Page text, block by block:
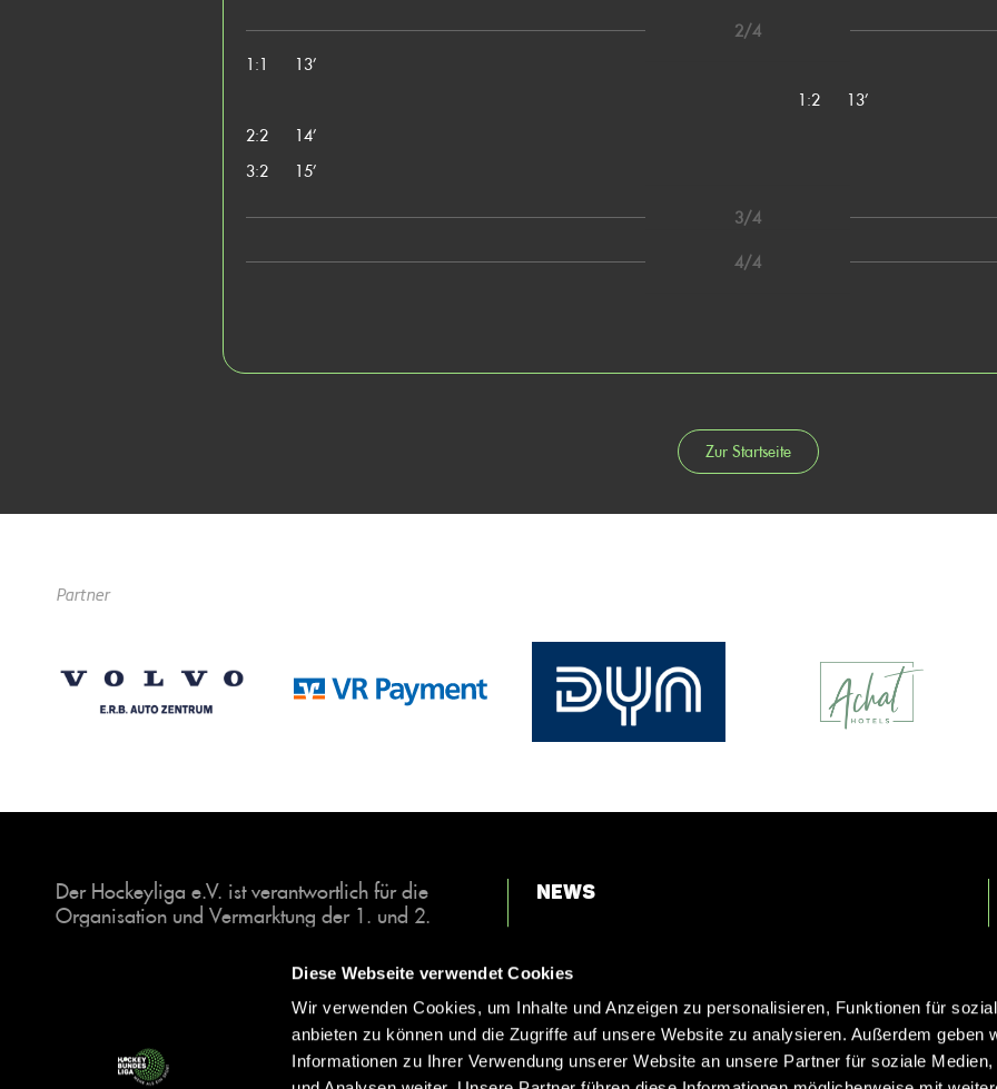
Diese Webseite verwendet Cookies
Wir verwenden Cookies, um Inhalte und Anzeigen zu personalisieren, Funktionen für
anbieten zu können und die Zugriffe auf unsere Website zu analysieren. Außerdem geben
Informationen zu Ihrer Verwendung unserer Website an unsere Partner für soziale Medien,
2/4
1:1
13’
1:2
13’
2:2
14’
3:2
15’
3/4
4/4
Zur Startseite
Partner
Der Hockeyliga e.V. ist verantwortlich für die
Organisation und Vermarktung der 1. und 2.
Halle. Insgesamt sind über 60 Vereine unter dem
Dach der Hockeyliga organisiert, sowohl im
Herren als auch im Damen Bereich.
News
Kontakt